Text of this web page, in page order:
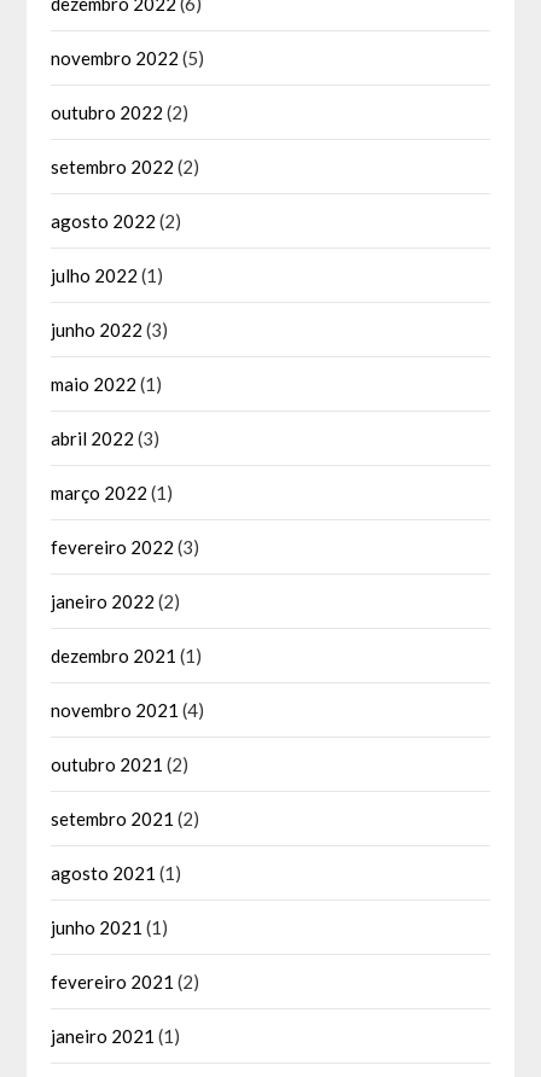
novembro 2022 (5)
outubro 2022 (2)
setembro 2022 (2)
agosto 2022 (2)
julho 2022 (1)
junho 2022 (3)
maio 2022 (1)
abril 2022 (3)
março 2022 (1)
fevereiro 2022 (3)
janeiro 2022 (2)
dezembro 2021 (1)
novembro 2021 (4)
outubro 2021 (2)
setembro 2021 (2)
agosto 2021 (1)
junho 2021 (1)
fevereiro 2021 (2)
janeiro 2021 (1)